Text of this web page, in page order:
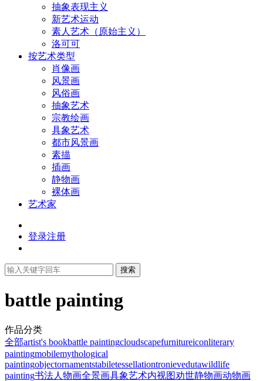
抽象表现主义
新艺术运动
素人艺术（原始主义）
洛可可
按艺术类型
肖像画
风景画
风俗画
抽象艺术
宗教绘画
具象艺术
都市风景画
素描
插画
静物画
裸体画
艺术家
登录注册
搜索
battle painting
作品分类
全部artist's bookbattle paintingcloudscapefurnitureiconliterary
paintingmobilemythological
paintingobjectornamentstabiletessellationtronievedutawildlife
painting书法人物画全景画具象艺术内视图劝世静物画动物画